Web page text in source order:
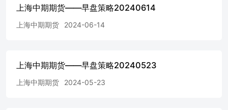
率较为温和，海外流动性释放预期反复，指数连续上冲后，
行，主力合约周线收涨24.85%。本期SCFIS欧线指数继续小
性。需求端，欧元区4月综合PMI创近一年新高，制造业出
现下滑，而服务业持续复苏，加上欧洲航运进入传统旺季，
上海中期期货——早盘策略20240614
上海中期期货 2024-06-14
上海中期期货——早盘策略20240523
上海中期期货 2024-05-23